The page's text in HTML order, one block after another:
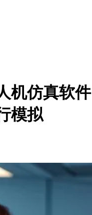
机仿真软
模拟